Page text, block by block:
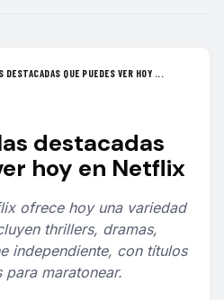
DESTACADAS QUE PUEDES VER HOY ...
destacadas
hoy en Netflix
ofrece hoy una variedad
thrillers, dramas,
independiente, con títulos
maratonear.